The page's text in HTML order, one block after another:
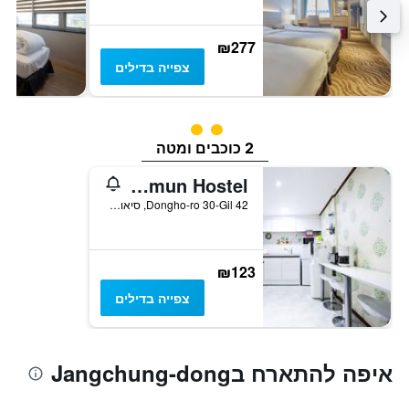
₪277
צפייה בדילים
2 דירוג מחלקת נוסעים
2 כוכבים ומטה
Jc Inn Dongdaemun Hostel
42 Dongho-ro 30-Gil, סיאול, דרום קוריאה
₪123
צפייה בדילים
איפה להתארח בJangchung-dong